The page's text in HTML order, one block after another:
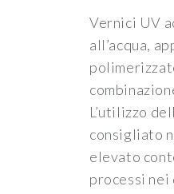
Vernici UV
all’acqua,
L’utilizzo
consigliato
elevato
processi